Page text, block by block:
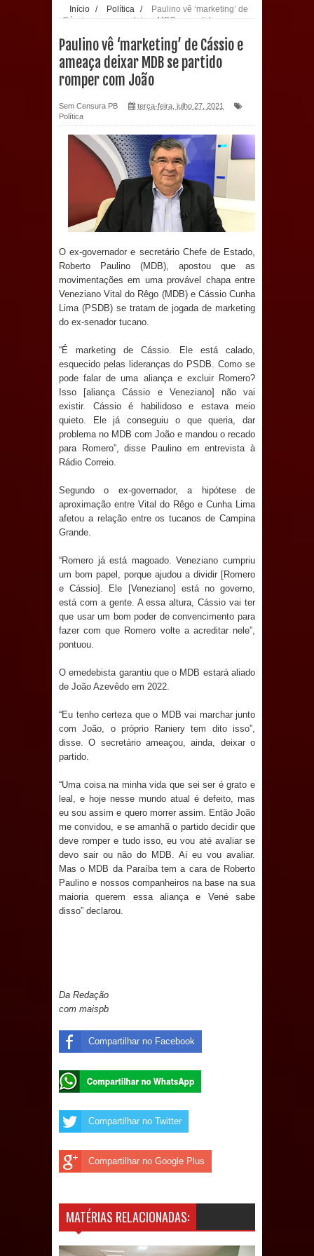
dentro do mês trabalhado e injeta R$
12 milhões na economia
para preservar tamarindeiro e
revitalizar Memorial Augusto dos
Anjos
O verdadeiro oxigênio do Estado
Democrático de Direito – Bacharela
aborda de maneira inédita no mundo
jurídico brasileiro, temas polêmicos;
Confira!
Prefeitura de Sapé promove
campanha Julho Neon com ações de
conscientização sobre saúde bucal
Caldas Brandão: gestão municipal
antecipa pagamento do mês de julho
e aquece economia para Festa de
Santana
Saúde Bucal: Mais de 470 próteses
dentárias já foram entregues pela
Caldas Brandão: Tradicional Festa de
e deve atrair grande público
lamenta a morte da ex-vereadora
Neta do Sindicato
Prefeito Major Sidnei busca em
Brasília recursos para nova Casa de
Acolhida e CRAS de Sapé
Convenção em Brasília
BREJO em Guarabira
Vereador Davyd Matias reúne cerca
candidatura de Denise Ribeiro à
Assembleia Legislativa
Mari marca presença no maior
Início / Política /
Paulino vê ‘marketing’ de
Cássio e ameaça deixar MDB se partido romper
Paulino vê ‘marketing’ de Cássio e
ameaça deixar MDB se partido
romper com João
Sem Censura PB
terça-feira, julho 27, 2021
Política
O ex-governador e secretário Chefe de Estado,
Roberto Paulino (MDB), apostou que as
movimentações em uma provável chapa entre
Veneziano Vital do Rêgo (MDB) e Cássio Cunha
Lima (PSDB) se tratam de jogada de marketing
do ex-senador tucano.
“É marketing de Cássio. Ele está calado,
esquecido pelas lideranças do PSDB. Como se
pode falar de uma aliança e excluir Romero?
Isso [aliança Cássio e Veneziano] não vai
existir. Cássio é habilidoso e estava meio
quieto. Ele já conseguiu o que queria, dar
problema no MDB com João e mandou o recado
para Romero”, disse Paulino em entrevista à
Rádio Correio.
Segundo o ex-governador, a hipótese de
aproximação entre Vital do Rêgo e Cunha Lima
afetou a relação entre os tucanos de Campina
Grande.
“Romero já está magoado. Veneziano cumpriu
um bom papel, porque ajudou a dividir [Romero
e Cássio]. Ele [Veneziano] está no governo,
está com a gente. A essa altura, Cássio vai ter
que usar um bom poder de convencimento para
fazer com que Romero volte a acreditar nele”,
pontuou.
O emedebista garantiu que o MDB estará aliado
de João Azevêdo em 2022.
“Eu tenho certeza que o MDB vai marchar junto
com João, o próprio Raniery tem dito isso”,
disse. O secretário ameaçou, ainda, deixar o
partido.
“Uma coisa na minha vida que sei ser é grato e
leal, e hoje nesse mundo atual é defeito, mas
eu sou assim e quero morrer assim. Então João
me convidou, e se amanhã o partido decidir que
deve romper e tudo isso, eu vou até avaliar se
devo sair ou não do MDB. Aí eu vou avaliar.
Mas o MDB da Paraíba tem a cara de Roberto
Paulino e nossos companheiros na base na sua
maioria querem essa aliança e Vené sabe
disso” declarou.
Da Redação
com maispb
Compartilhar no Facebook
Compartilhar no Twitter
Compartilhar no Google Plus
MATÉRIAS RELACIONADAS: